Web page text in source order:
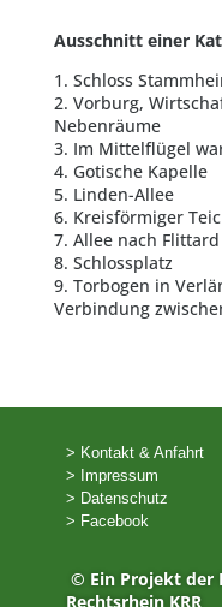
Ausschnitt einer
1. Schloss
2. Vorburg,
Nebenräume
3. Im Mittelflügel
4. Gotische Kapelle
5. Linden-Allee
6. Kreisförmiger
7. Allee nach Flittard
8. Schlossplatz
9. Torbogen in
Verbindung
> Kontakt & Anfahrt
> Impressum
> Datenschutz
> Facebook
© Ein Projekt der
Rechtsrhein KRR